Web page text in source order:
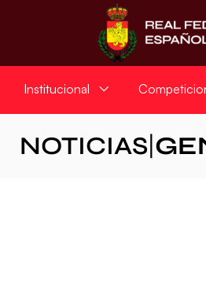
Institucional
NOTICIAS